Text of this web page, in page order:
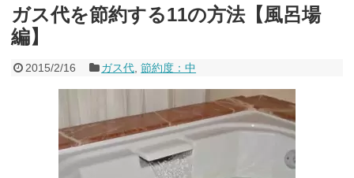
で。9/30まで 2026年8月4日
三井住友カード、はま寿司、ココス、オリーブの丘などでVポイ
ドコモSMTBネット銀行への振込で最大10,000円あたる抽選キ
ドコモの銀行で預金残高を10万円以上増加で最大10億dポイント
山分けキャンペーン！～10/31
2026年8月3日
デジタルギフト改悪でいろいろ手数料徴収へ！8/3～ 2026年8月
1日
PayPayポイント→Vポイント交換でストア限定の制限を消す方
2026年8月1日
ガス代を節約する11の方法【風呂場
編】
2015/2/16 ガス代 ,節約度：中